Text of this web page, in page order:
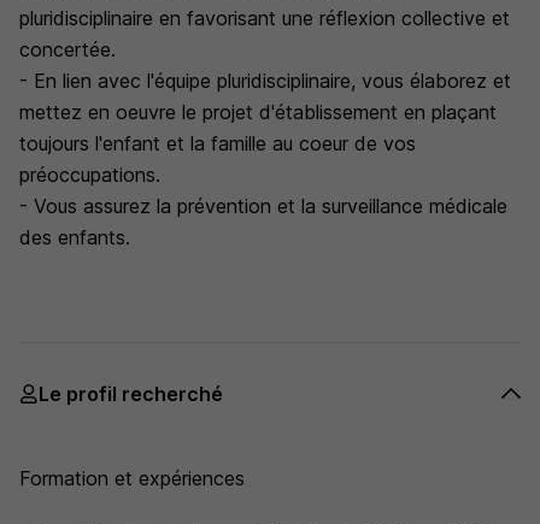
pluridisciplinaire en favorisant une réflexion collective et
concertée.
- En lien avec l'équipe pluridisciplinaire, vous élaborez et
mettez en oeuvre le projet d'établissement en plaçant
toujours l'enfant et la famille au coeur de vos
préoccupations.
- Vous assurez la prévention et la surveillance médicale
des enfants.
Le profil recherché
Formation et expériences